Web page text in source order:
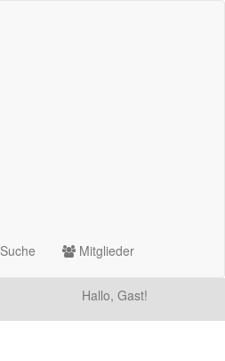
Suche Mitglieder
Hallo, Gast!